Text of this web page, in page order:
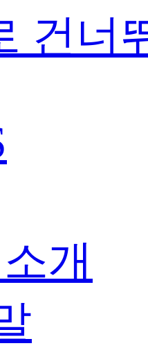
건너
개